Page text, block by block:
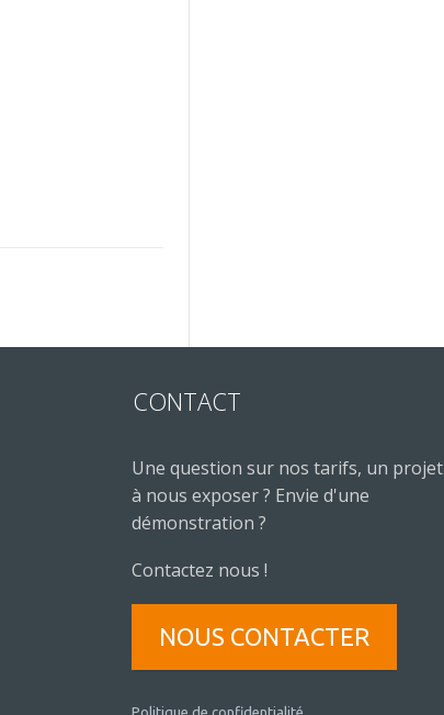
CONTACT
Une question sur nos tarifs, un projet
à nous exposer ? Envie d'une
démonstration ?
Contactez nous !
NOUS CONTACTER
Politique de confidentialité